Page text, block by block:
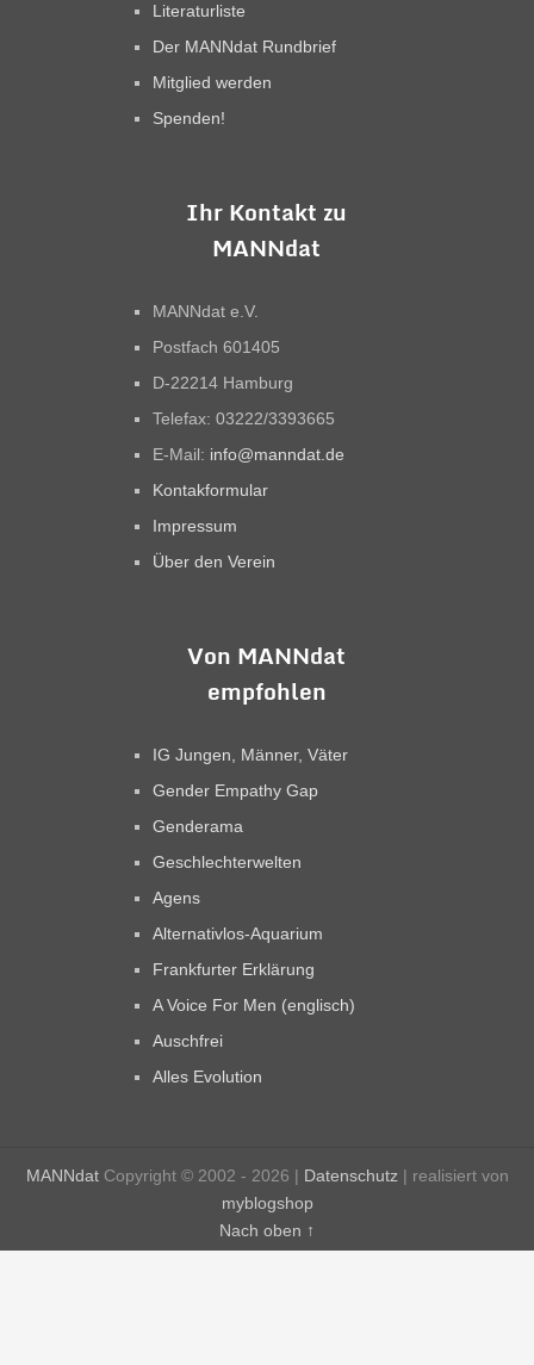
Literaturliste
Der MANNdat Rundbrief
Mitglied werden
Spenden!
Ihr Kontakt zu
MANNdat
MANNdat e.V.
Postfach 601405
D-22214 Hamburg
Telefax: 03222/3393665
E-Mail: info@manndat.de
Kontakformular
Impressum
Über den Verein
Von MANNdat
empfohlen
IG Jungen, Männer, Väter
Gender Empathy Gap
Genderama
Geschlechterwelten
Agens
Alternativlos-Aquarium
Frankfurter Erklärung
A Voice For Men (englisch)
Auschfrei
Alles Evolution
MANNdatCopyright © 2002 - 2026 | Datenschutz | realisiert von
myblogshop
Nach oben ↑